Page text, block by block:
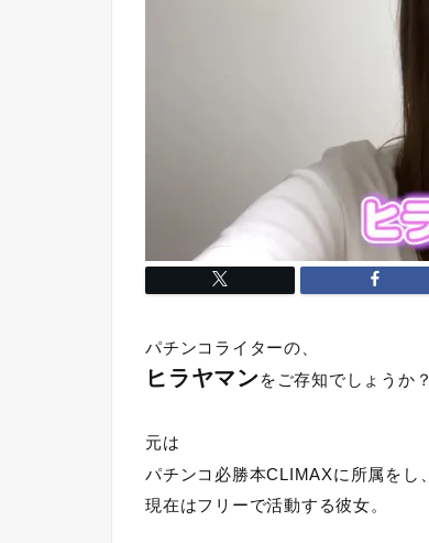
パチンコライターの、
ヒラヤマン をご存知でしょうか？
元は
パチンコ必勝本CLIMAXに所属をし、
現在はフリーで活動する彼女。